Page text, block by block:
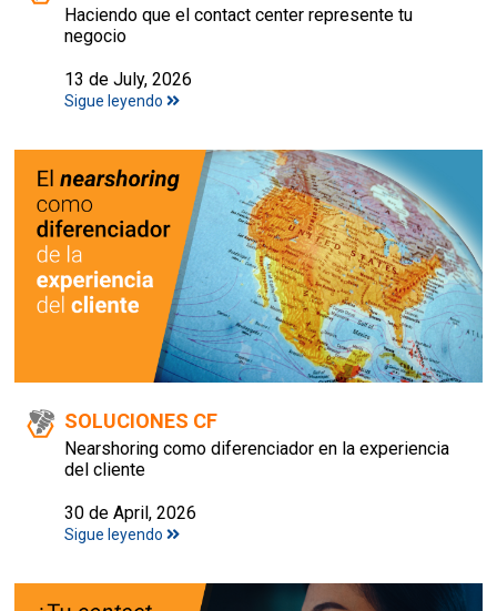
Haciendo que el contact center represente tu
negocio
13 de July, 2026
Sigue leyendo
SOLUCIONES CF
Nearshoring como diferenciador en la experiencia
del cliente
30 de April, 2026
Sigue leyendo